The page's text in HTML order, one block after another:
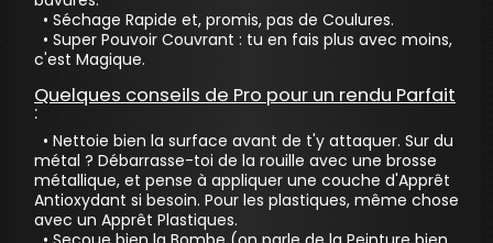
• Séchage Rapide et, promis, pas de Coulures.
• Super Pouvoir Couvrant : tu en fais plus avec moins,
c'est Magique.
Quelques conseils de Pro pour un rendu Parfait
:
• Nettoie bien la surface avant de t'y attaquer. Sur du
métal ? Débarrasse-toi de la rouille avec une brosse
métallique, et pense à appliquer une couche d'Apprêt
Antioxydant si besoin. Pour les plastiques, même chose
avec un Apprêt Plastiques.